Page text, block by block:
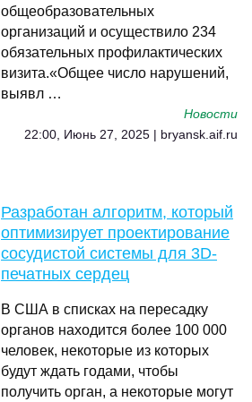
общеобразовательных
организаций и осуществило 234
обязательных профилактических
визита.«Общее число нарушений,
выявл …
Новости
22:00, Июнь 27, 2025 | bryansk.aif.ru
Разработан алгоритм, который
оптимизирует проектирование
сосудистой системы для 3D-
печатных сердец
В США в списках на пересадку
органов находится более 100 000
человек, некоторые из которых
будут ждать годами, чтобы
получить орган, а некоторые могут